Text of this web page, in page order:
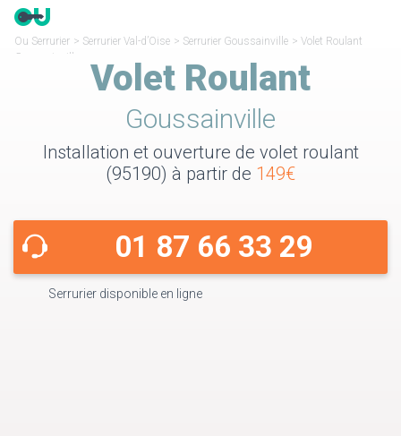
Ou Serrurier > Serrurier Val-d’Oise > Serrurier Goussainville > Volet Roulant
Goussainville
Volet Roulant
Goussainville
Installation et ouverture de volet roulant
(95190) à partir de 149€
01 87 66 33 29
Serrurier disponible en ligne